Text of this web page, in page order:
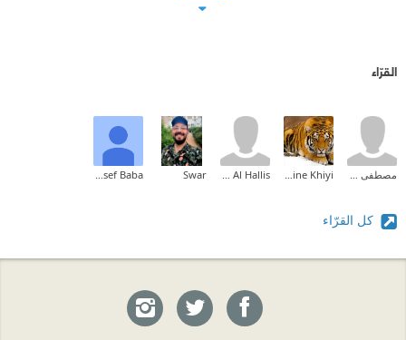
القرّاء
Swar
كل القرّاء